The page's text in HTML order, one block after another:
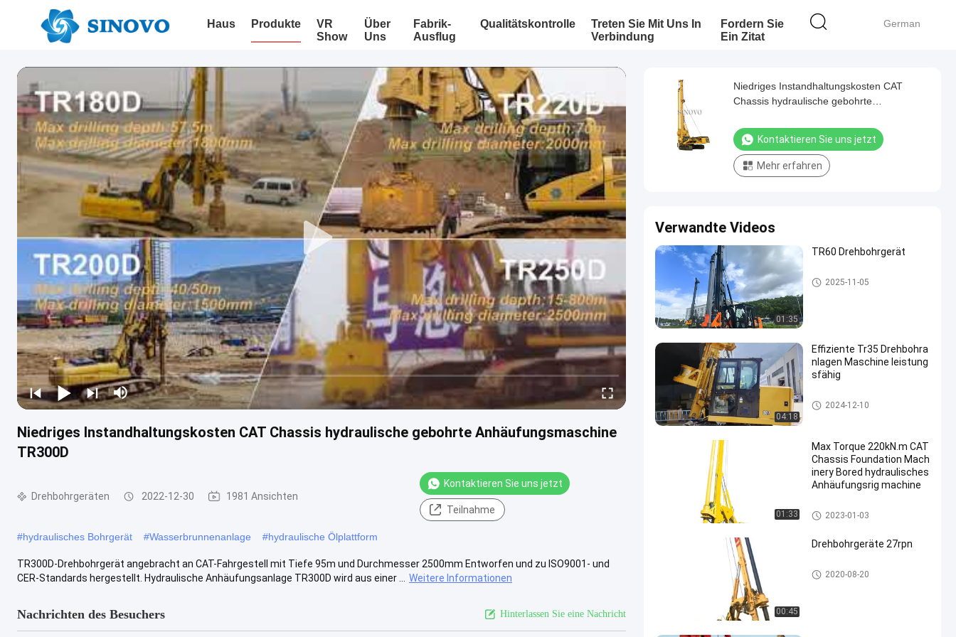
German
Haus Produkte
VR
Show
Über
Uns
Fabrik-
Ausflug
Qualitätskontrolle
Treten Sie Mit Uns In
Verbindung
Fordern Sie
Ein Zitat
Niedriges Instandhaltungskosten CAT Chassis hydraulische gebohrte Anhäufungsmaschine
TR300D
Drehbohrgeräten 2022-12-30 1981 Ansichten
Kontaktieren Sie uns jetzt
Teilnahme
#hydraulisches Bohrgerät #Wasserbrunnenanlage #hydraulische Ölplattform
TR300D-Drehbohrgerät angebracht an CAT-Fahrgestell mit Tiefe 95m und Durchmesser 2500mm Entworfen und zu ISO9001- und
CER-Standards hergestellt. Hydraulische Anhäufungsanlage TR300D wird aus einer ...
Weitere Informationen
Nachrichten des Besuchers Hinterlassen Sie eine Nachricht
Niedriges Instandhaltungskosten CAT
Chassis hydraulische gebohrte
Kontaktieren Sie uns jetzt
Mehr erfahren
Verwandte Videos
01:35
TR60 Drehbohrgerät
Drehbohrgeräten
2025-11-05
04:18
Effiziente Tr35 Drehbohra
nlagen Maschine leistung
sfähig
Drehbohrgeräten
2024-12-10
01:33
Max Torque 220kN.m CAT
Chassis Foundation Mach
inery Bored hydraulisches
Anhäufungsrig machine
Drehbohrgeräten
2023-01-03
00:45
Drehbohrgeräte 27rpn
Drehbohrgeräten
2020-08-20